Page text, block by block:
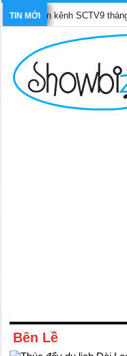
TIN MỚI
kênh SCTV9 tháng 4/2025
Bên Lề